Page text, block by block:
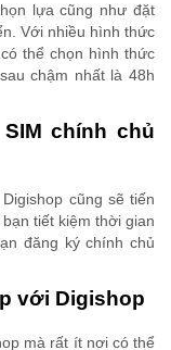
lựa cũng như đặt
Với nhiều hình thức
thể chọn hình thức
chậm nhất là 48h
chính chủ
cũng sẽ tiến
tiết kiệm thời gian
đăng ký chính chủ
với Digishop
mà rất ít nơi có thể